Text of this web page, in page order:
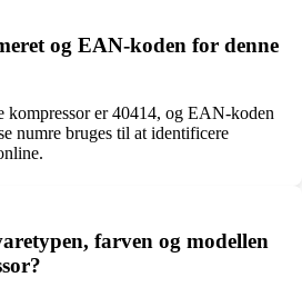
og EAN-koden for denne
kompressor er 40414, og EAN-koden
numre bruges til at identificere
farven og modellen